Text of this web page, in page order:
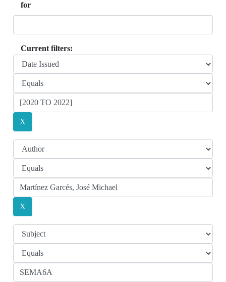
for
Current filters: